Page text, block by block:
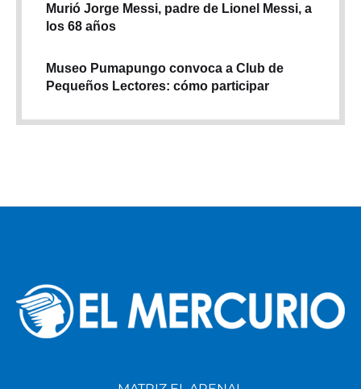
Murió Jorge Messi, padre de Lionel Messi, a
los 68 años
Museo Pumapungo convoca a Club de
Pequeños Lectores: cómo participar